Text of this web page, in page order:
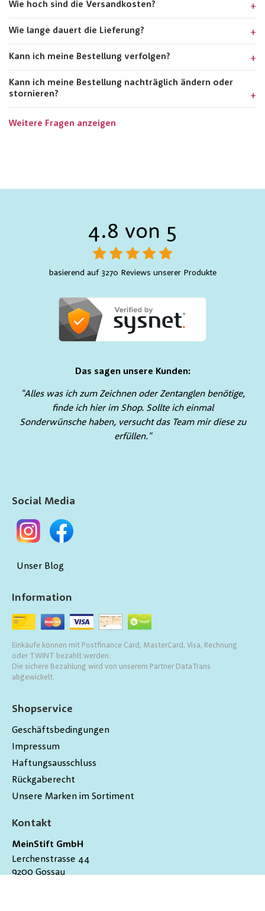
Wie hoch sind die Versandkosten?
Wie lange dauert die Lieferung?
Kann ich meine Bestellung verfolgen?
Kann ich meine Bestellung nachträglich ändern oder
stornieren?
Weitere Fragen anzeigen
4.8 von 5
basierend auf 3270 Reviews unserer Produkte
Das sagen unsere Kunden:
"Alles was ich zum Zeichnen oder Zentanglen benötige,
finde ich hier im Shop. Sollte ich einmal
Sonderwünsche haben, versucht das Team mir diese zu
erfüllen."
Kontakt
MeinStift GmbH
Lerchenstrasse 44
9200 Gossau
Shopservice
Geschäftsbedingungen
Impressum
Haftungsausschluss
Rückgaberecht
Unsere Marken im Sortiment
Information
Einkäufe können mit Postfinance Card, MasterCard, Visa, Rechnung
oder TWINT bezahlt werden.
Die sichere Bezahlung wird von unserem Partner DataTrans
abgewickelt.
Social Media
Unser Blog